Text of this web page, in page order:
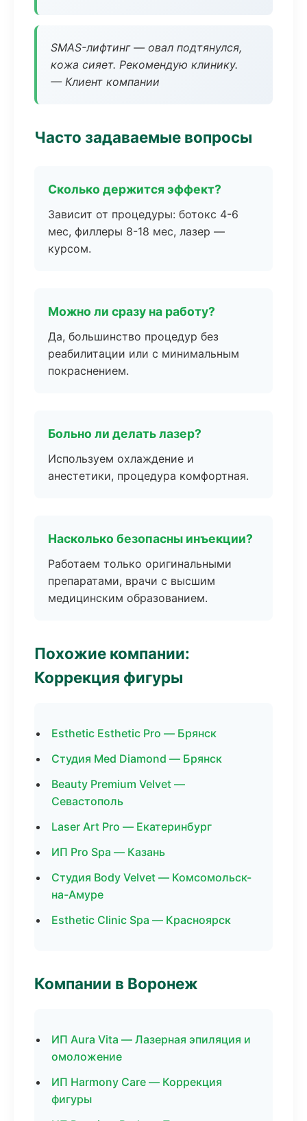
SMAS-лифтинг — овал подтянулся,
кожа сияет. Рекомендую клинику.
— Клиент компании
Часто задаваемые вопросы
Сколько держится эффект?
Зависит от процедуры: ботокс 4-6
мес, филлеры 8-18 мес, лазер —
курсом.
Можно ли сразу на работу?
Да, большинство процедур без
реабилитации или с минимальным
покраснением.
Больно ли делать лазер?
Используем охлаждение и
анестетики, процедура комфортная.
Насколько безопасны инъекции?
Работаем только оригинальными
препаратами, врачи с высшим
медицинским образованием.
Похожие компании:
Коррекция фигуры
Esthetic Esthetic Pro — Брянск
Студия Med Diamond — Брянск
Beauty Premium Velvet —
Севастополь
Laser Art Pro — Екатеринбург
ИП Pro Spa — Казань
Студия Body Velvet — Комсомольск-
на-Амуре
Esthetic Clinic Spa — Красноярск
Компании в Воронеж
ИП Aura Vita — Лазерная эпиляция и
омоложение
ИП Harmony Care — Коррекция
фигуры